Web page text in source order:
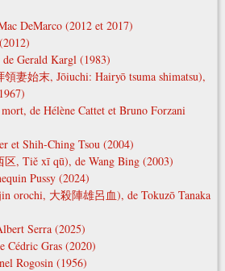
DeMarco (2012 et 2017)
Gerald Kargl (1983)
妻始末, Jōiuchi: Hairyō tsuma shimatsu),
de Hélène Cattet et Bruno Forzani
et Shih-Ching Tsou (2004)
区, Tiě xī qū), de Wang Bing (2003)
Pussy (2024)
orochi, 大殺陣雄呂血), de Tokuzō Tanaka
Serra (2025)
Cédric Gras (2020)
Rogosin (1956)